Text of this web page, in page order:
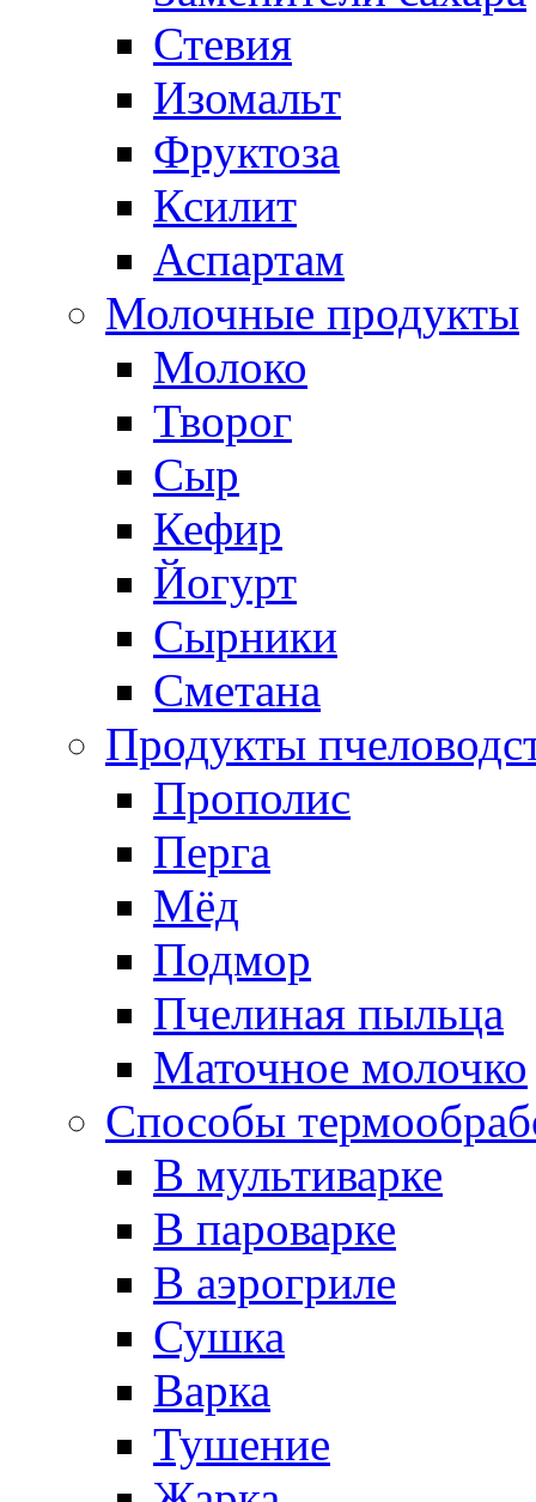
Стевия
Изомальт
Фруктоза
Ксилит
Аспартам
Молочные продукты
Молоко
Творог
Сыр
Кефир
Йогурт
Сырники
Сметана
Продукты
Прополис
Перга
Мёд
Подмор
Пчелиная пыльца
Маточное молочко
Способы
В мультиварке
В пароварке
В аэрогриле
Сушка
Варка
Тушение